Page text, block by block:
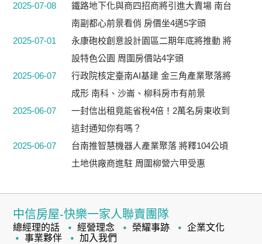
2025-07-08
鐵路地下化與商四招商將引進大賣場 南台
南副都心前景看俏 房價坐4邁5字頭
2025-07-01
永康砲校創意設計園區二期年底將推動 將
設特色公園 周圍房價站4字頭
2025-06-07
行政院核定臺南AI基建 金三角產業聚落將
成形 南科、沙崙、柳科房市有前景
2025-06-07
一封信出租竟能省稅4倍！2萬名房東收到
這封通知你有嗎？
2025-06-07
台南推智慧機器人產業聚落 將釋104公頃
土地供廠商進駐 周圍柳營六甲受惠
中信房屋-快樂一家人聯賣團隊
總經理的話 經營理念 榮耀事跡
企業文化
事業夥伴
加入我們